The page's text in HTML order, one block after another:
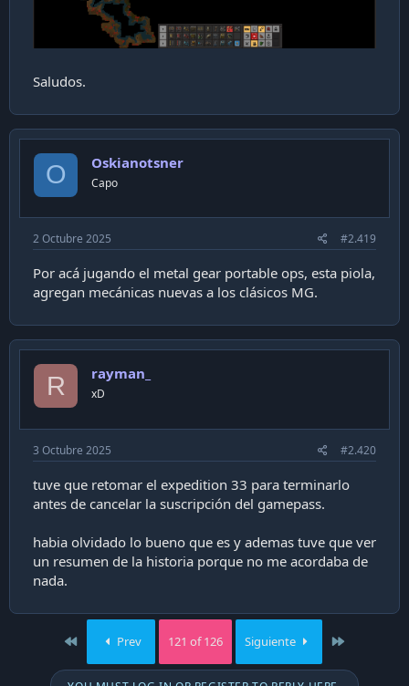
Saludos.
O Oskianotsner
Capo
2 Octubre 2025 #2.419
Por acá jugando el metal gear portable ops, esta piola,
agregan mecánicas nuevas a los clásicos MG.
R rayman_
xD
3 Octubre 2025 #2.420
tuve que retomar el expedition 33 para terminarlo
antes de cancelar la suscripción del gamepass.
habia olvidado lo bueno que es y ademas tuve que ver
un resumen de la historia porque no me acordaba de
nada.
First Prev 121 of 126 Siguiente